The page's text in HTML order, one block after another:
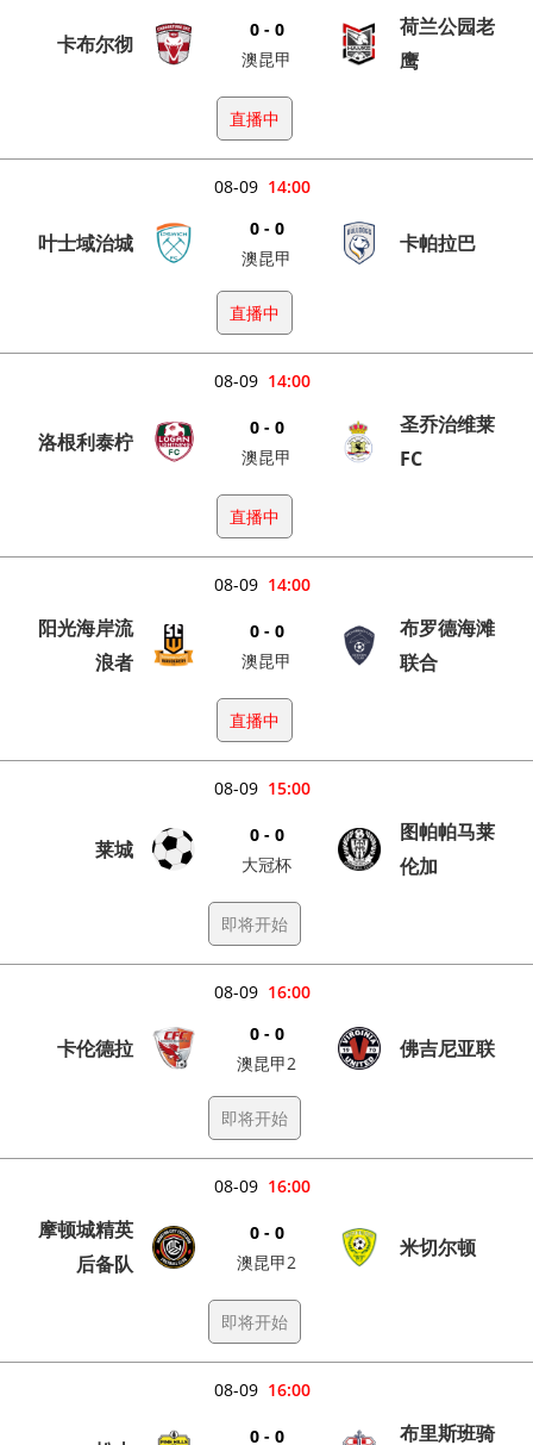
卡布尔彻
0 - 0
澳昆甲
荷兰公园老
鹰
直播中
14:00
08-09
叶士域治城
0 - 0
澳昆甲
卡帕拉巴
直播中
14:00
08-09
洛根利泰柠
0 - 0
澳昆甲
圣乔治维莱
FC
直播中
14:00
08-09
阳光海岸流
浪者
0 - 0
澳昆甲
布罗德海滩
联合
直播中
15:00
08-09
莱城
0 - 0
大冠杯
图帕帕马莱
伦加
即将开始
16:00
08-09
卡伦德拉
0 - 0
澳昆甲2
佛吉尼亚联
即将开始
16:00
08-09
摩顿城精英
后备队
0 - 0
澳昆甲2
米切尔顿
即将开始
16:00
08-09
0 - 0 布里斯班骑